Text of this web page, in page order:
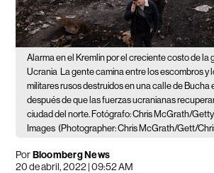
Alarma en el Kremlin por el creciente costo de la
Ucrania
La gente camina entre los escombros y
militares rusos destruidos en una calle de Bucha
después de que las fuerzas ucranianas
ciudad del norte. Fotógrafo: Chris McGrath/Getty
Images (Photographer: Chris McGrath/Gett/
PorBloomberg News
20 de abril, 2022 | 09:52 AM